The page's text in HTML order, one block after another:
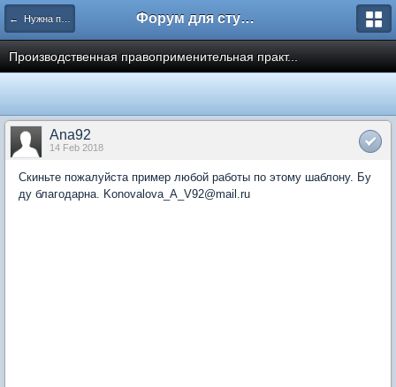
← Нужна помощь Форум для студента СГА
Производственная правоприменительная практ...
Ana92
14 Feb 2018
Скиньте пожалуйста пример любой работы по этому шаблону. Бу
ду благодарна. Konovalova_A_V92@mail.ru